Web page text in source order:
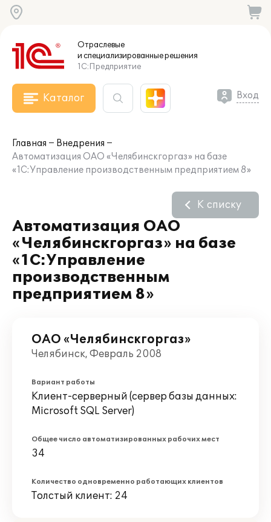
Отраслевые
и специализированныерешения
1С:Предприятие
Каталог Вход
Главная
Внедрения
Автоматизация ОАО «Челябинскгоргаз» на базе
«1С:Управление производственным предприятием 8»
Автоматизация ОАО
«Челябинскгоргаз» на базе
«1С:Управление
производственным
предприятием 8»
К списку
ОАО «Челябинскгоргаз»
Челябинск, Февраль 2008
Вариант работы
Клиент-серверный (сервер базы данных:
Microsoft SQL Server)
Общее число автоматизированных рабочих мест
34
Количество одновременно работающих клиентов
Толстый клиент: 24